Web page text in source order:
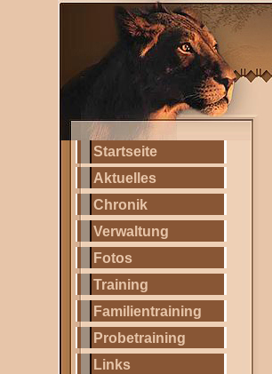
Startseite
Aktuelles
Chronik
Verwaltung
Fotos
Training
Familientraining
Probetraining
Links